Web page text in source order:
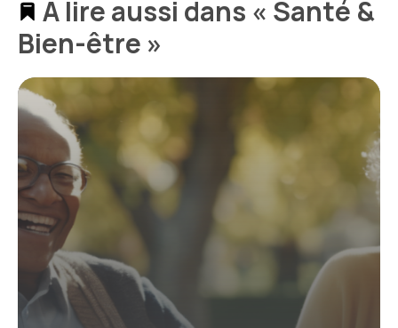
À lire aussi dans « Santé &
Bien-être »